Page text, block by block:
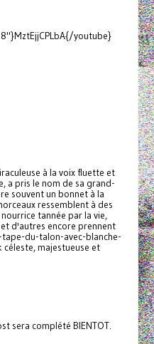
youtube}
à la voix fluette et
a pris le nom de sa grand-
souvent un bonnet à la
ressemblent à des
tannée par la vie,
d'autres encore prennent
du-talon-avec-blanche-
majestueuse et
sera complété BIENTOT.